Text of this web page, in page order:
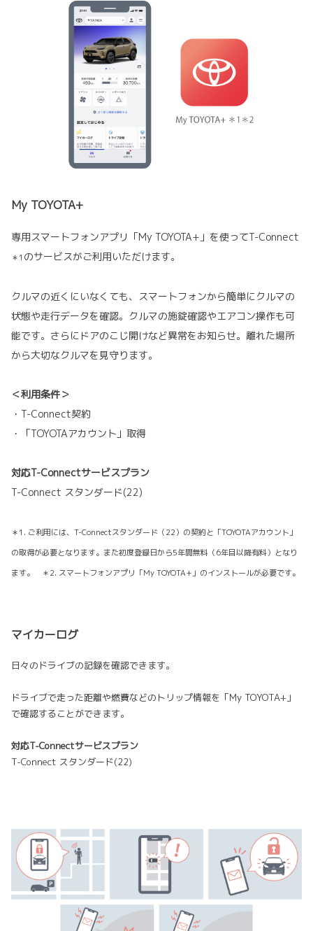
My TOYOTA+
専用スマートフォンアプリ「My TOYOTA+」を使ってT-Connect
＊1 のサービスがご利用いただけます。
クルマの近くにいなくても、スマートフォンから簡単にクルマの
状態や走行データを確認。クルマの施錠確認やエアコン操作も可
能です。さらにドアのこじ開けなど異常をお知らせ。離れた場所
から大切なクルマを見守ります。
＜利用条件＞
・T-Connect契約
・「TOYOTAアカウント」取得
対応T-Connectサービスプラン
T-Connect スタンダード(22)
＊1. ご利用には、T-Connectスタンダード（22）の契約と「TOYOTAアカウント」
の取得が必要となります。また初度登録日から5年間無料（6年目以降有料）となり
ます。 ＊2. スマートフォンアプリ「My TOYOTA+」のインストールが必要です。
マイカーログ
日々のドライブの記録を確認できます。
ドライブで走った距離や燃費などのトリップ情報を「My TOYOTA+」
で確認することができます。
対応T-Connectサービスプラン
T-Connect スタンダード(22)